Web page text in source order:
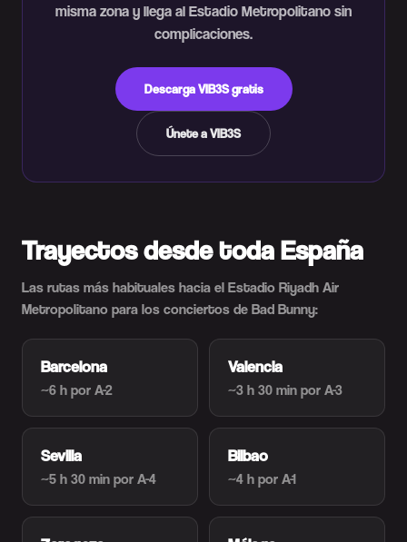
misma zona y llega al Estadio Metropolitano sin
complicaciones.
Descarga VIB3S gratis
Únete a VIB3S
Trayectos desde toda España
Las rutas más habituales hacia el Estadio Riyadh Air
Metropolitano para los conciertos de Bad Bunny:
Barcelona
~6 h por A-2
Valencia
~3 h 30 min por A-3
Sevilla
~5 h 30 min por A-4
Bilbao
~4 h por A-1